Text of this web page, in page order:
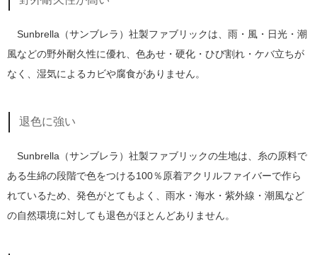
Sunbrella（サンブレラ）社製ファブリックは、雨・風・日光・潮
風などの野外耐久性に優れ、色あせ・硬化・ひび割れ・ケバ立ちが
なく、湿気によるカビや腐食がありません。
退色に強い
Sunbrella（サンブレラ）社製ファブリックの生地は、糸の原料で
ある生綿の段階で色をつける100％原着アクリルファイバーで作ら
れているため、発色がとてもよく、雨水・海水・紫外線・潮風など
の自然環境に対しても退色がほとんどありません。